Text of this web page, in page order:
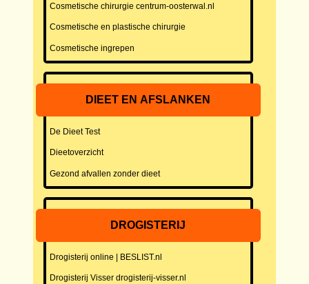
Cosmetische chirurgie centrum-oosterwal.nl
Cosmetische en plastische chirurgie
Cosmetische ingrepen
DIEET EN AFSLANKEN
De Dieet Test
Dieetoverzicht
Gezond afvallen zonder dieet
DROGISTERIJ
Drogisterij online | BESLIST.nl
Drogisterij Visser drogisterij-visser.nl